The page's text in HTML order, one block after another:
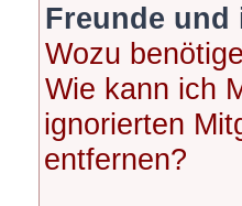
Freunde
Wozu
Wie kann ich
ignorierten
entfernen?